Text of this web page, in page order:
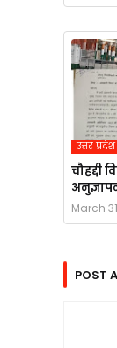
उत्तर प्रदेश
चौहद्दी
March
POST